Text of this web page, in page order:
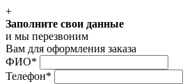
+
Заполните свои данные
и мы перезвоним
Вам для оформления заказа
ФИО*
Телефон*